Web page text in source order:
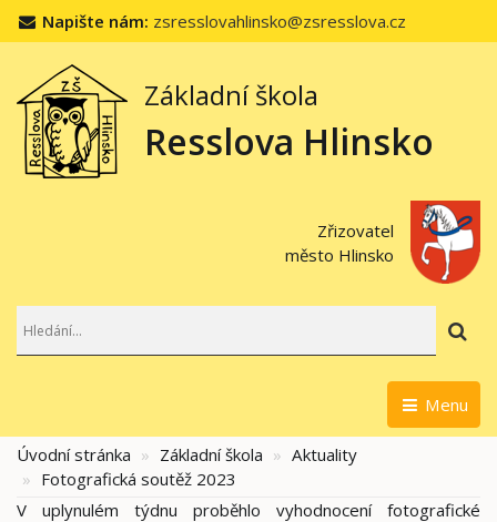
Napište nám: zsresslovahlinsko@zsresslova.cz
Základní škola
Resslova Hlinsko
Zřizovatel
město Hlinsko
Menu
Úvodní stránka Základní škola
Aktuality
Fotografická soutěž 2023
V uplynulém týdnu proběhlo vyhodnocení fotografické